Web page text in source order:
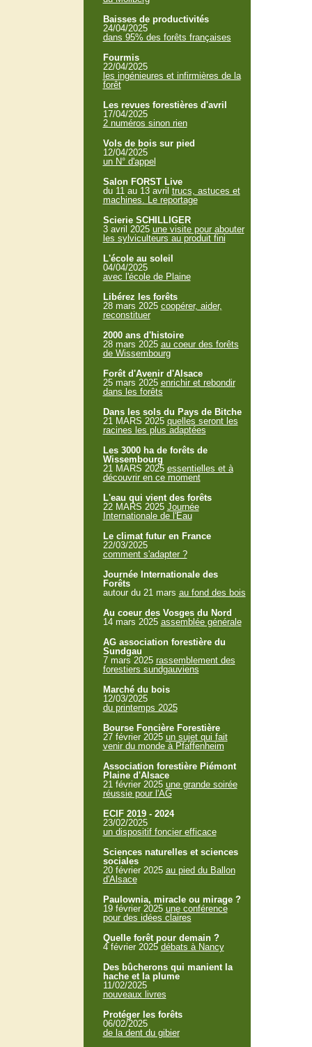
Baisses de productivités
24/04/2025
dans 95% des forêts françaises
Fourmis
22/04/2025
les ingénieures et infirmières de la
forêt
Les revues forestières d'avril
17/04/2025
2 numéros sinon rien
Vols de bois sur pied
12/04/2025
un N° d'appel
Salon FORST Live
du 11 au 13 avril trucs, astuces et
machines. Le reportage
Scierie SCHILLIGER
3 avril 2025 une visite pour abouter
les sylviculteurs au produit fini
L'école au soleil
04/04/2025
avec l'école de Plaine
Libérez les forêts
28 mars 2025 coopérer, aider,
reconstituer
2000 ans d'histoire
28 mars 2025 au coeur des forêts
de Wissembourg
Forêt d'Avenir d'Alsace
25 mars 2025 enrichir et rebondir
dans les forêts
Dans les sols du Pays de Bitche
21 MARS 2025 quelles seront les
racines les plus adaptées
Les 3000 ha de forêts de
Wissembourg
21 MARS 2025 essentielles et à
découvrir en ce moment
L'eau qui vient des forêts
22 MARS 2025 Journée
Internationale de l'Eau
Le climat futur en France
22/03/2025
comment s'adapter ?
Journée Internationale des
Forêts
autour du 21 mars au fond des bois
Au coeur des Vosges du Nord
14 mars 2025 assemblée générale
AG association forestière du
Sundgau
7 mars 2025 rassemblement des
forestiers sundgauviens
Marché du bois
12/03/2025
du printemps 2025
Bourse Foncière Forestière
27 février 2025 un sujet qui fait
venir du monde à Pfaffenheim
Association forestière Piémont
Plaine d'Alsace
21 février 2025 une grande soirée
réussie pour l'AG
ECIF 2019 - 2024
23/02/2025
un dispositif foncier efficace
Sciences naturelles et sciences
sociales
20 février 2025 au pied du Ballon
d'Alsace
Paulownia, miracle ou mirage ?
19 février 2025 une conférence
pour des idées claires
Quelle forêt pour demain ?
4 février 2025 débats à Nancy
Des bûcherons qui manient la
hache et la plume
11/02/2025
nouveaux livres
Protéger les forêts
06/02/2025
de la dent du gibier